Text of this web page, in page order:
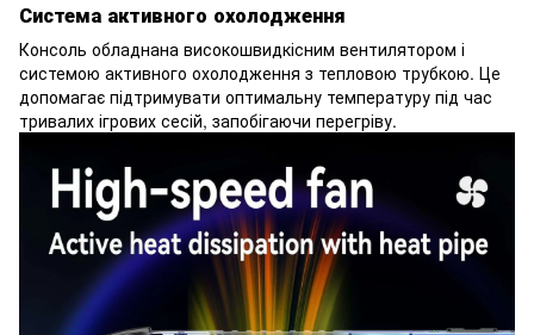
Система активного охолодження
Консоль обладнана високошвидкісним вентилятором і
системою активного охолодження з тепловою трубкою. Це
допомагає підтримувати оптимальну температуру під час
тривалих ігрових сесій, запобігаючи перегріву.